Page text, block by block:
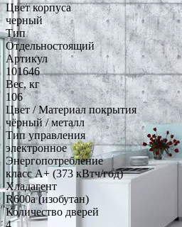
Цвет корпуса
черный
Тип
Отдельностоящий
Артикул
101646
Вес, кг
106
Цвет / Материал покрытия
чёрный / металл
Тип управления
электронное
Энергопотребление
класс A+ (373 кВтч/год)
Хладагент
R600a (изобутан)
Количество дверей
4